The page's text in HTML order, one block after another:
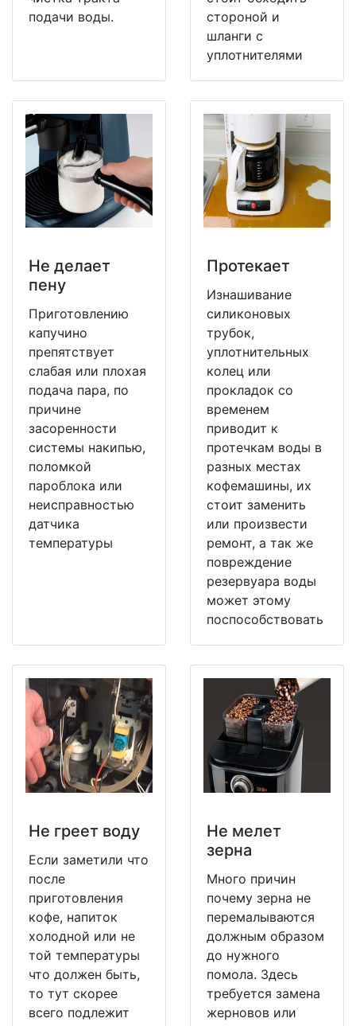
подачи воды.
стороной и
шланги с
уплотнителями
Не делает
пену
Приготовлению
капучино
препятствует
слабая или плохая
подача пара, по
причине
засоренности
системы накипью,
поломкой
пароблока или
неисправностью
датчика
температуры
Протекает
Изнашивание
силиконовых
трубок,
уплотнительных
колец или
прокладок со
временем
приводит к
протечкам воды в
разных местах
кофемашины, их
стоит заменить
или произвести
ремонт, а так же
повреждение
резервуара воды
может этому
поспособствовать
Не греет воду
Если заметили что
после
приготовления
кофе, напиток
холодной или не
той температуры
что должен быть,
то тут скорее
всего подлежит
Не мeлет
зерна
Много причин
почему зерна не
перемалываются
должным образом
до нужного
помола. Здесь
требуется замена
жерновов или